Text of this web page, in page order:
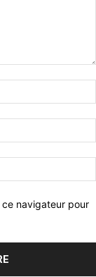
ce navigateur pour